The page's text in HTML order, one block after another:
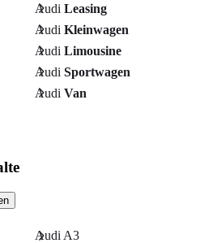
Audi Leasing
Audi Kleinwagen
Audi Limousine
Audi Sportwagen
Audi Van
Audi A3